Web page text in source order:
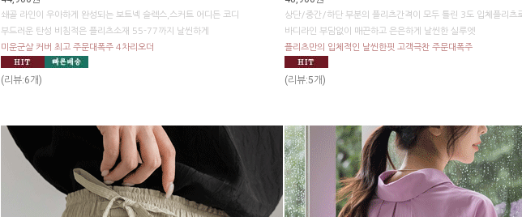
쇄골 라인이 우아하게 완성되는 보트넥 슬렉스,스커트 어디든 코디
부드러운 탄성 비침적은 플리츠소재 55-77까지 날씬하게
미운군살 커버 최고 주문대폭주 4차리오더
(리뷰:6개)
상단/중간/하단 부분의 플리츠간격이 모두 틀린 3도 입체플리츠
바디라인 부담없이 매끈하고 은은하게 날씬한 실루엣
플리츠만의 입체적인 날씬한핏 고객극찬 주문대폭주
(리뷰:5개)